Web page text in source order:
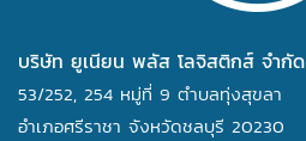
บริษัท ยูเนียน พลัส โลจิสติกส์ จำกัด
53/252, 254 หมู่ที่ 9 ตำบลทุ่งสุขลา
อำเภอศรีราชา จังหวัดชลบุรี 20230